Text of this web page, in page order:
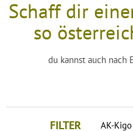
Schaff dir
so
du kannst auch nach
FILTER AK-Kigo